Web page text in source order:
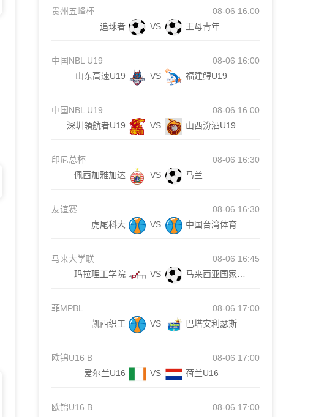
贵州五峰杯
08-06 16:00
追球者
VS 王母青年
中国NBL U19
08-06 16:00
山东高速U19
VS 福建鲟U19
中国NBL U19
08-06 16:00
深圳領航者U19
VS 山西汾酒U19
印尼总杯
08-06 16:30
佩西加雅加达
VS 马兰
友谊赛
08-06 16:30
虎尾科大
VS
马来大学联
08-06 16:45
玛拉理工学院
VS
菲MPBL
08-06 17:00
凯西织工
VS 巴塔安利瑟斯
欧锦U16 B
08-06 17:00
爱尔兰U16
VS 荷兰U16
欧锦U16 B
08-06 17:00